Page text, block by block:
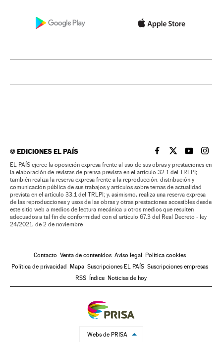
©EDICIONES EL PAÍS EL PAÍS BRASIL EN
EL PAÍSEL PAÍS
EL
EL PAÍS ejerce la oposición expresa frente al uso de sus obras y prestaciones en
la elaboración de revistas de prensa prevista en el artículo 32.1 del TRLPI;
también realiza la reserva expresa frente a la reproducción, distribución y
comunicación pública de sus trabajos y artículos sobre temas de actualidad
prevista en el artículo 33.1 del TRLPI; y, asimismo, realiza una reserva expresa
de las reproducciones y usos de las obras y otras prestaciones accesibles desde
este sitio web a medios de lectura mecánica u otros medios que resulten
adecuados a tal fin de conformidad con el artículo 67.3 del Real Decreto - ley
24/2021, de 2 de noviembre
Contacto Venta de contenidos Aviso legal Política cookies
Política de privacidad Mapa Suscripciones EL PAÍS Suscripciones empresas
RSS Índice Noticias de hoy
Webs de PRISA